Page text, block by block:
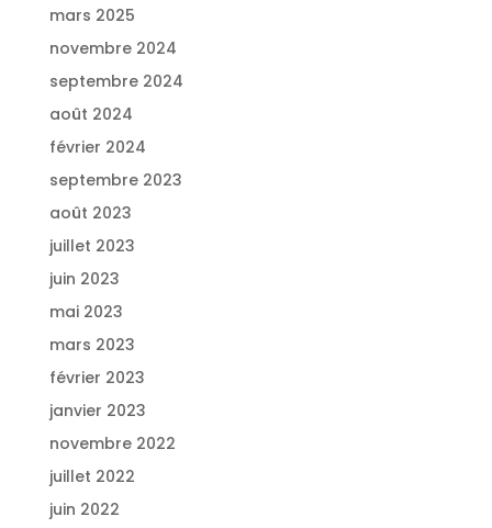
mars 2025
novembre 2024
septembre 2024
août 2024
février 2024
septembre 2023
août 2023
juillet 2023
juin 2023
mai 2023
mars 2023
février 2023
janvier 2023
novembre 2022
juillet 2022
juin 2022